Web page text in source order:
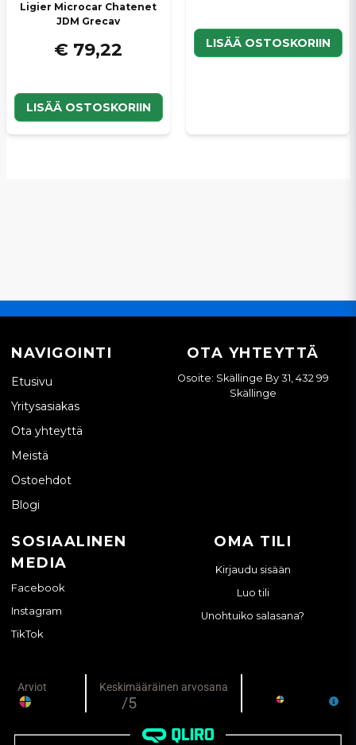
Ligier Microcar Chatenet
JDM Grecav
€ 79,22
LISÄÄ OSTOSKORIIN
LISÄÄ OSTOSKORIIN
NAVIGOINTI
Etusivu
Yritysasiakas
Ota yhteyttä
Meistä
Ostoehdot
Blogi
OTA YHTEYTTÄ
Osoite: Skällinge By 31, 432 99
Skällinge
SOSIAALINEN
MEDIA
Facebook
Instagram
TikTok
OMA TILI
Kirjaudu sisään
Luo tili
Unohtuiko salasana?